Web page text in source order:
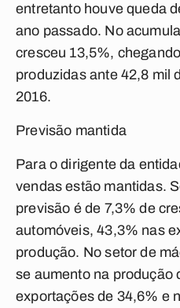
entretanto houve queda
ano passado. No
cresceu 13,5%,
produzidas ante 42,8 mil
2016.
Previsão mantida
Para o dirigente da
vendas estão mantidas.
previsão é de 7,3% de
automóveis, 43,3% nas
produção. No setor de
se aumento na produção
exportações de 34,6% e